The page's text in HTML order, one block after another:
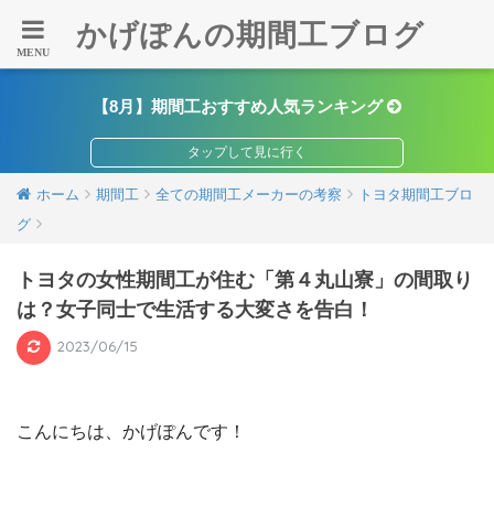
かげぽんの期間工ブログ
【8月】期間工おすすめ人気ランキング
ホーム 期間工 全ての期間工メーカーの考察
トヨタ期間工ブロ
グ
トヨタの女性期間工が住む「第４丸山寮」の間取り
は？女子同士で生活する大変さを告白！
2023/06/15
こんにちは、かげぽんです！